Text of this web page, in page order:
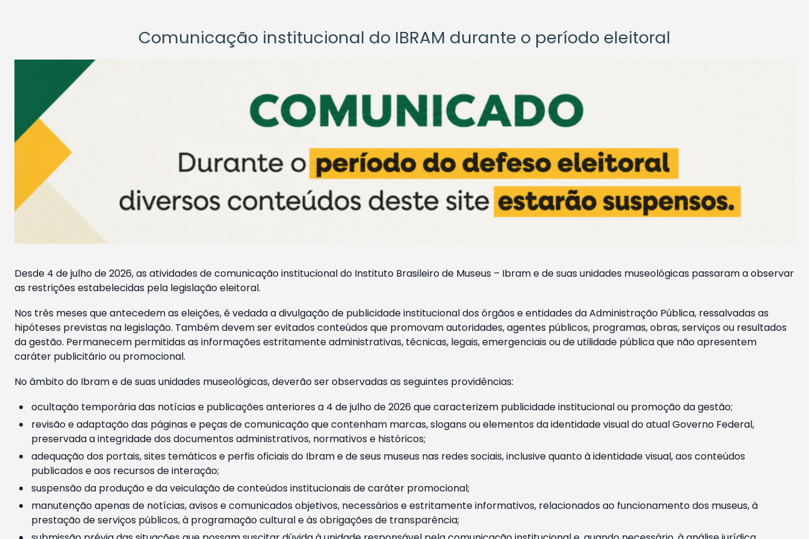
Comunicação institucional do IBRAM durante o período eleitoral
Desde 4 de julho de 2026, as atividades de comunicação institucional do Instituto Brasileiro de Museus – Ibram e de suas unidades museológicas passaram a observar
as restrições estabelecidas pela legislação eleitoral.
Nos três meses que antecedem as eleições, é vedada a divulgação de publicidade institucional dos órgãos e entidades da Administração Pública, ressalvadas as
hipóteses previstas na legislação. Também devem ser evitados conteúdos que promovam autoridades, agentes públicos, programas, obras, serviços ou resultados
da gestão. Permanecem permitidas as informações estritamente administrativas, técnicas, legais, emergenciais ou de utilidade pública que não apresentem
caráter publicitário ou promocional.
No âmbito do Ibram e de suas unidades museológicas, deverão ser observadas as seguintes providências:
ocultação temporária das notícias e publicações anteriores a 4 de julho de 2026 que caracterizem publicidade institucional ou promoção da gestão;
revisão e adaptação das páginas e peças de comunicação que contenham marcas, slogans ou elementos da identidade visual do atual Governo Federal,
preservada a integridade dos documentos administrativos, normativos e históricos;
adequação dos portais, sites temáticos e perfis oficiais do Ibram e de seus museus nas redes sociais, inclusive quanto à identidade visual, aos conteúdos
publicados e aos recursos de interação;
suspensão da produção e da veiculação de conteúdos institucionais de caráter promocional;
manutenção apenas de notícias, avisos e comunicados objetivos, necessários e estritamente informativos, relacionados ao funcionamento dos museus, à
prestação de serviços públicos, à programação cultural e às obrigações de transparência;